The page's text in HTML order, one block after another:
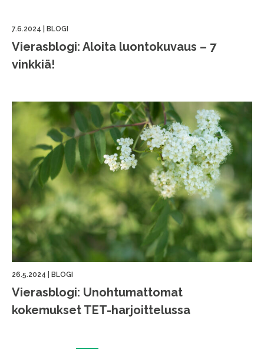
7.6.2024 BLOGI
Vierasblogi: Aloita luontokuvaus – 7
vinkkiä!
26.5.2024 BLOGI
Vierasblogi: Unohtumattomat
kokemukset TET-harjoittelussa